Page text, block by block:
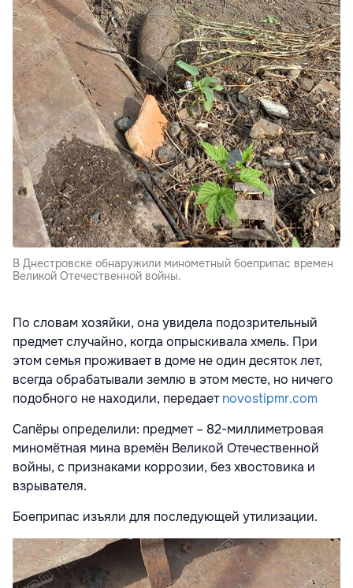
В Днестровске обнаружили минометный боеприпас времен
Великой Отечественной войны.
По словам хозяйки, она увидела подозрительный
предмет случайно, когда опрыскивала хмель. При
этом семья проживает в доме не один десяток лет,
всегда обрабатывали землю в этом месте, но ничего
подобного не находили, передаетnovostipmr.com
Сапёры определили: предмет – 82-миллиметровая
миномётная мина времён Великой Отечественной
войны, с признаками коррозии, без хвостовика и
взрывателя.
Боеприпас изъяли для последующей утилизации.